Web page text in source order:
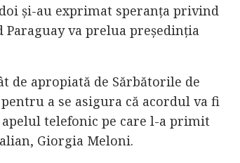
și-au exprimat speranța privind
va prelua președinția
de apropiată de Sărbătorile de
a se asigura că acordul va fi
telefonic pe care l-a primit
Giorgia Meloni.